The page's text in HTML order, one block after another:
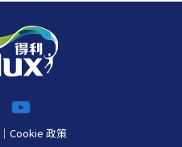
｜ Cookie 政策